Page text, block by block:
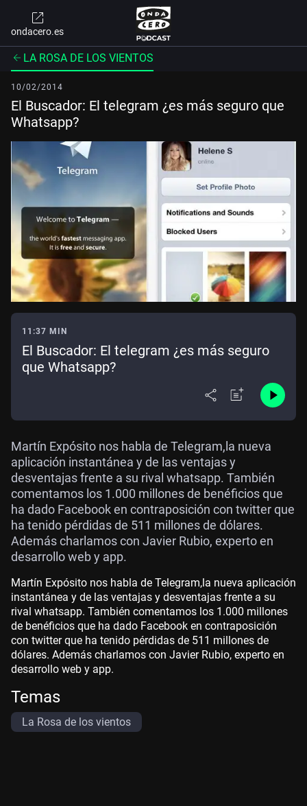
ondacero.es
LA ROSA DE LOS VIENTOS
10/02/2014
El Buscador: El telegram ¿es más seguro que
Whatsapp?
11:37 MIN
El Buscador: El telegram ¿es más seguro
que Whatsapp?
Martín Expósito nos habla de Telegram,la nueva
aplicación instantánea y de las ventajas y
desventajas frente a su rival whatsapp. También
comentamos los 1.000 millones de benéficios que
ha dado Facebook en contraposición con twitter que
ha tenido pérdidas de 511 millones de dólares.
Además charlamos con Javier Rubio, experto en
desarrollo web y app.
Martín Expósito nos habla de Telegram,la nueva aplicación
instantánea y de las ventajas y desventajas frente a su
rival whatsapp. También comentamos los 1.000 millones
de benéficios que ha dado Facebook en contraposición
con twitter que ha tenido pérdidas de 511 millones de
dólares. Además charlamos con Javier Rubio, experto en
desarrollo web y app.
Temas
La Rosa de los vientos